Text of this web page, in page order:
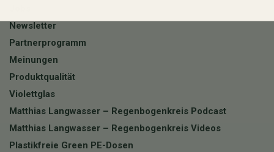
Newsletter
Partnerprogramm
Meinungen
Produktqualität
Violettglas
Matthias Langwasser – Regenbogenkreis Podcast
Matthias Langwasser – Regenbogenkreis Videos
Plastikfreie Green PE-Dosen